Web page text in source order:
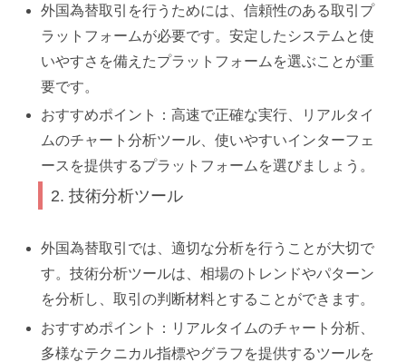
外国為替取引を行うためには、信頼性のある取引プ
ラットフォームが必要です。安定したシステムと使
いやすさを備えたプラットフォームを選ぶことが重
要です。
おすすめポイント：高速で正確な実行、リアルタイ
ムのチャート分析ツール、使いやすいインターフェ
ースを提供するプラットフォームを選びましょう。
2. 技術分析ツール
外国為替取引では、適切な分析を行うことが大切で
す。技術分析ツールは、相場のトレンドやパターン
を分析し、取引の判断材料とすることができます。
おすすめポイント：リアルタイムのチャート分析、
多様なテクニカル指標やグラフを提供するツールを